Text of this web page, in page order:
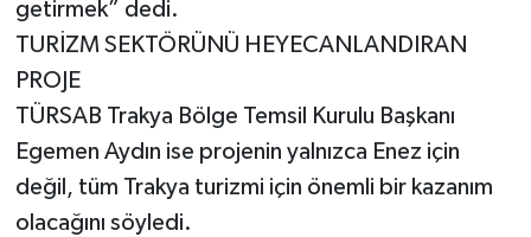
getirmek” dedi.
TURİZM SEKTÖRÜNÜ HEYECANLANDIRAN
PROJE
TÜRSAB Trakya Bölge Temsil Kurulu Başkanı
Egemen Aydın ise projenin yalnızca Enez için
değil, tüm Trakya turizmi için önemli bir kazanım
olacağını söyledi.